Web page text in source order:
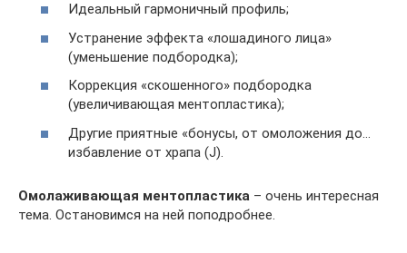
Идеальный гармоничный профиль;
Устранение эффекта «лошадиного лица»
(уменьшение подбородка);
Коррекция «скошенного» подбородка
(увеличивающая ментопластика);
Другие приятные «бонусы, от омоложения до…
избавление от храпа (J).
Омолаживающая ментопластика – очень интересная
тема. Остановимся на ней поподробнее.